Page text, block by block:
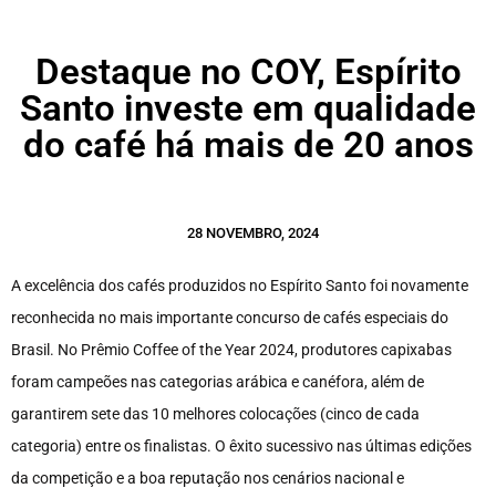
Destaque no COY, Espírito
Santo investe em qualidade
do café há mais de 20 anos
28 NOVEMBRO, 2024
A excelência dos cafés produzidos no Espírito Santo foi novamente
reconhecida no mais importante concurso de cafés especiais do
Brasil. No Prêmio Coffee of the Year 2024, produtores capixabas
foram campeões nas categorias arábica e canéfora, além de
garantirem sete das 10 melhores colocações (cinco de cada
categoria) entre os finalistas. O êxito sucessivo nas últimas edições
da competição e a boa reputação nos cenários nacional e